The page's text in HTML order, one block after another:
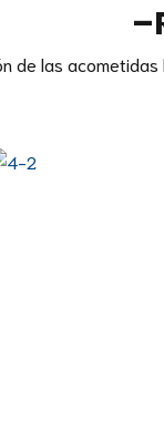
–
de las